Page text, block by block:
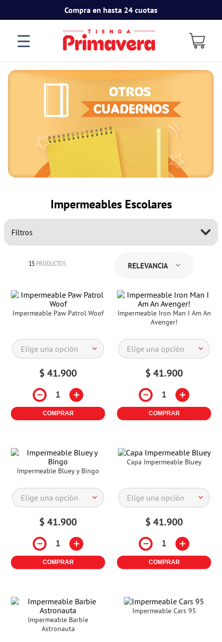
Compra en hasta 24 cuotas
☰
Impermeables Escolares
Filtros
15 PRODUCTOS RELEVANCIA
Impermeable Paw Patrol Woof
Elige una opción
$41.900
－ ＋
COMPRAR
Impermeable Iron Man I Am An
Avenger!
Elige una opción
$41.900
－ ＋
COMPRAR
Impermeable Bluey y Bingo
Elige una opción
$41.900
－ ＋
COMPRAR
Capa Impermeable Bluey
Elige una opción
$41.900
－ ＋
COMPRAR
Impermeable Barbie
Astronauta
Impermeable Cars 95